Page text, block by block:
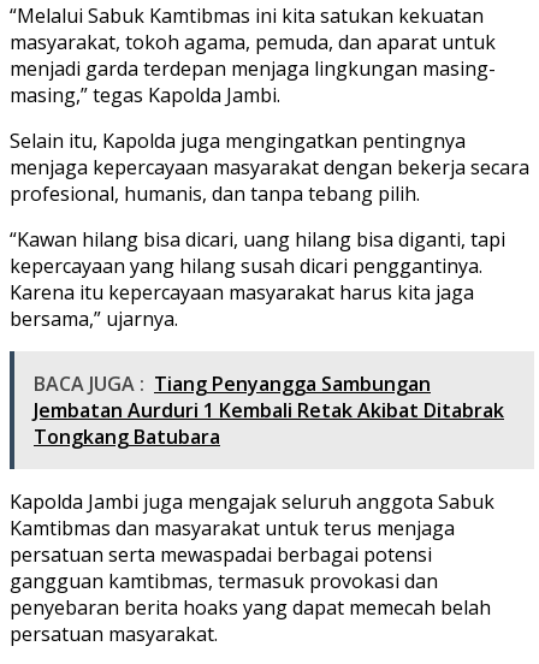
“Melalui Sabuk Kamtibmas ini kita satukan kekuatan
masyarakat, tokoh agama, pemuda, dan aparat untuk
menjadi garda terdepan menjaga lingkungan masing-
masing,” tegas Kapolda Jambi.
Selain itu, Kapolda juga mengingatkan pentingnya
menjaga kepercayaan masyarakat dengan bekerja secara
profesional, humanis, dan tanpa tebang pilih.
“Kawan hilang bisa dicari, uang hilang bisa diganti, tapi
kepercayaan yang hilang susah dicari penggantinya.
Karena itu kepercayaan masyarakat harus kita jaga
bersama,” ujarnya.
BACA JUGA : Tiang Penyangga Sambungan
Jembatan Aurduri 1 Kembali Retak Akibat Ditabrak
Tongkang Batubara
Kapolda Jambi juga mengajak seluruh anggota Sabuk
Kamtibmas dan masyarakat untuk terus menjaga
persatuan serta mewaspadai berbagai potensi
gangguan kamtibmas, termasuk provokasi dan
penyebaran berita hoaks yang dapat memecah belah
persatuan masyarakat.